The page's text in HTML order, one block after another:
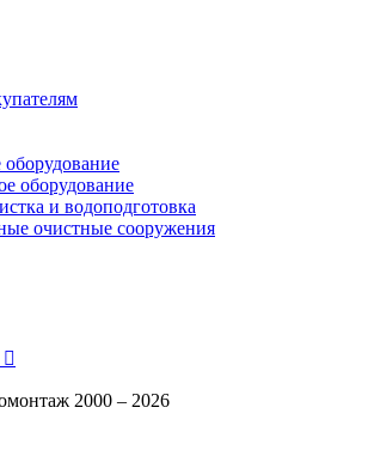
оборудование
оборудование
и водоподготовка
очистные сооружения

2000 – 2026